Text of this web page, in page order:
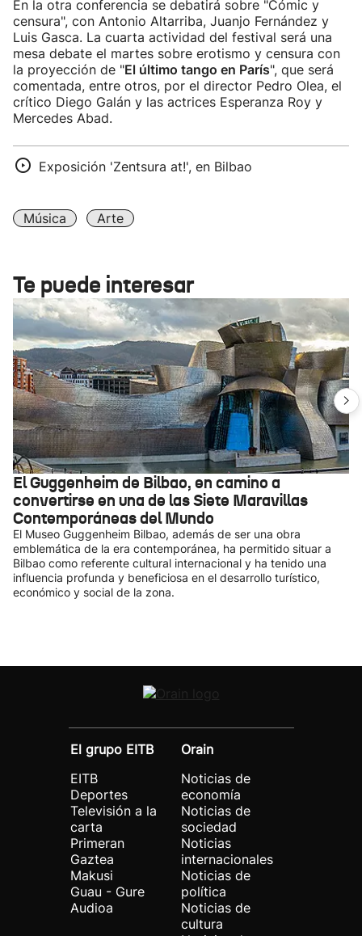
En la otra conferencia se debatirá sobre "Cómic y
censura", con Antonio Altarriba, Juanjo Fernández y
Luis Gasca. La cuarta actividad del festival será una
mesa debate el martes sobre erotismo y censura con
la proyección de "El último tango en París", que será
comentada, entre otros, por el director Pedro Olea, el
crítico Diego Galán y las actrices Esperanza Roy y
Mercedes Abad.
Exposición 'Zentsura at!', en Bilbao
Música Arte
Te puede interesar
El Guggenheim de Bilbao, en camino a
convertirse en una de las Siete Maravillas
Contemporáneas del Mundo
El Museo Guggenheim Bilbao, además de ser una obra
emblemática de la era contemporánea, ha permitido situar a
Bilbao como referente cultural internacional y ha tenido una
influencia profunda y beneficiosa en el desarrollo turístico,
económico y social de la zona.
El grupo EITB
EITB
Deportes
Televisión a la
carta
Primeran
Gaztea
Makusi
Guau - Gure
Audioa
Orain
Noticias de
economía
Noticias de
sociedad
Noticias
internacionales
Noticias de
política
Noticias de
cultura